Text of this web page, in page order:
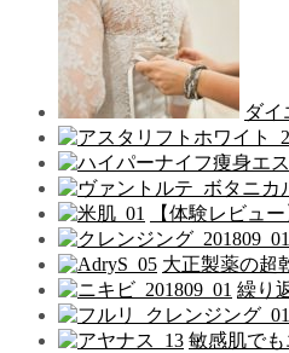
ダイ
【体験レビュ
大正製薬の超
繰り
敏感肌で